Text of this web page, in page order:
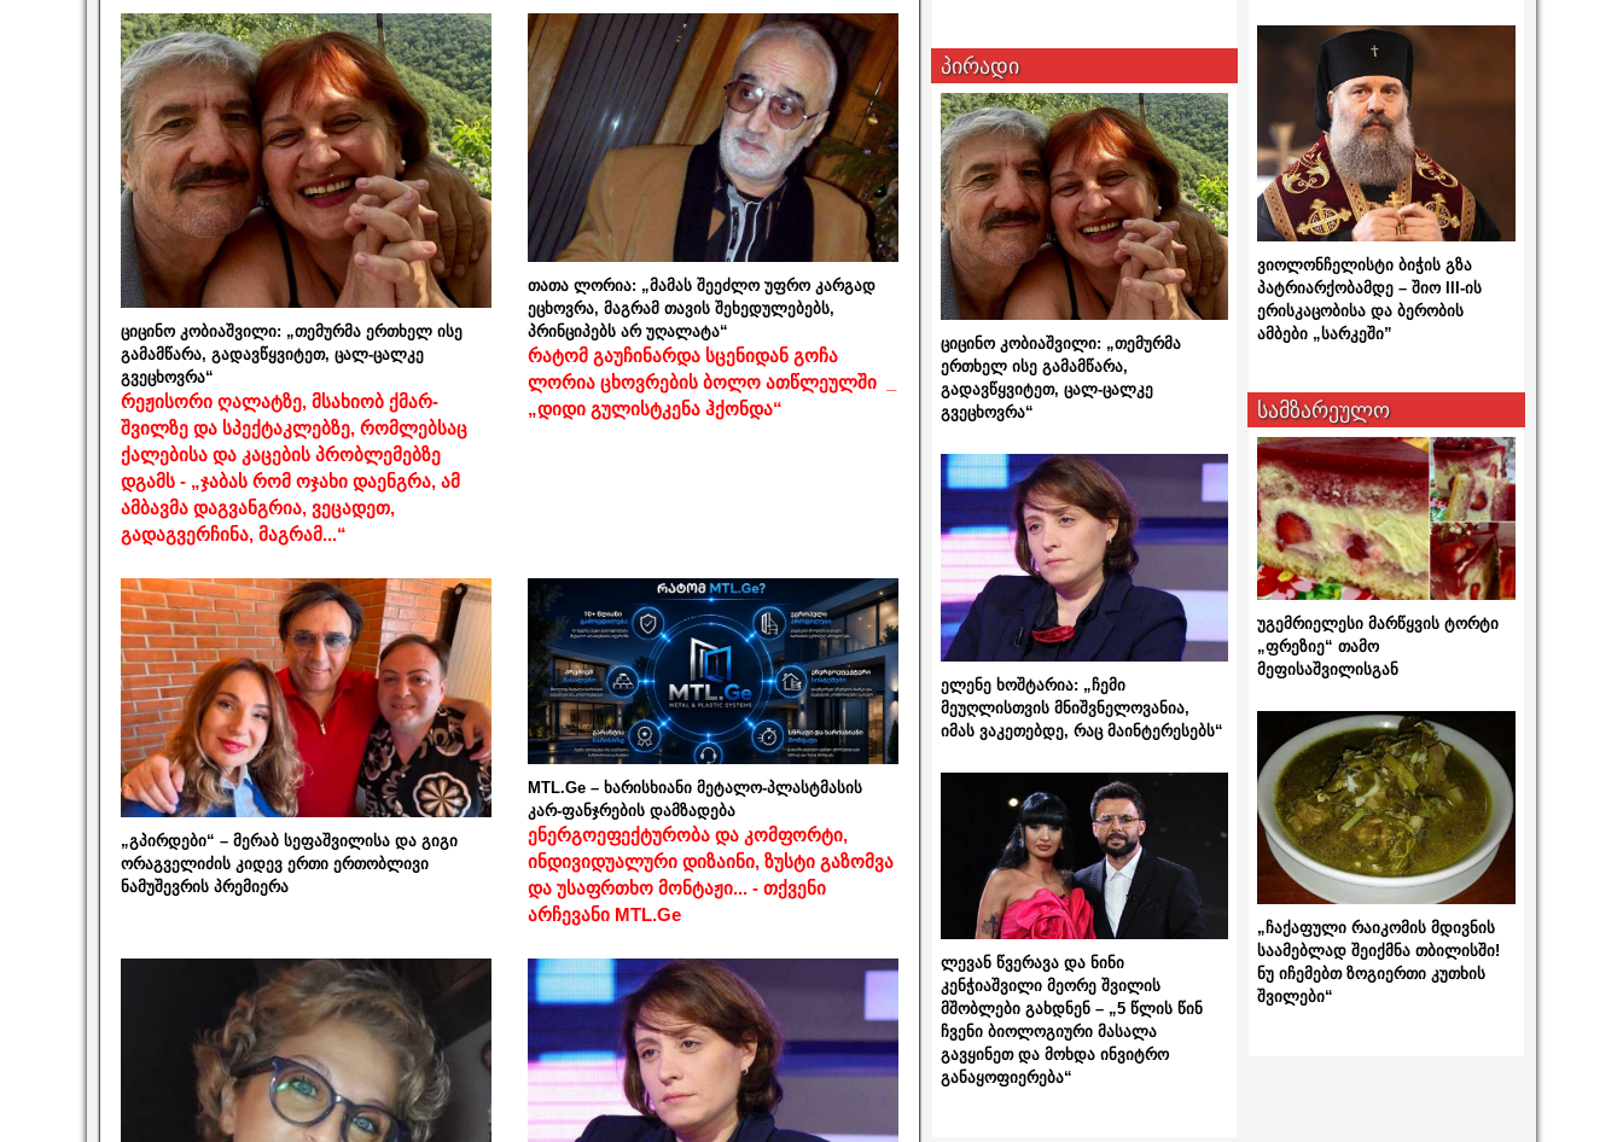
ციცინო კობიაშვილი: „თემურმა ერთხელ ისე
გამამწარა, გადავწყვიტეთ, ცალ-ცალკე
გვეცხოვრა“
რეჟისორი ღალატზე, მსახიობ ქმარ-
შვილზე და სპექტაკლებზე, რომლებსაც
ქალებისა და კაცების პრობლემებზე
დგამს - „ჯაბას რომ ოჯახი დაენგრა, ამ
ამბავმა დაგვანგრია, ვეცადეთ,
გადაგვერჩინა, მაგრამ...“
თათა ლორია: „მამას შეეძლო უფრო კარგად
ეცხოვრა, მაგრამ თავის შეხედულებებს,
პრინციპებს არ უღალატა“
რატომ გაუჩინარდა სცენიდან გოჩა
ლორია ცხოვრების ბოლო ათწლეულში _
„დიდი გულისტკენა ჰქონდა“
„გპირდები“ – მერაბ სეფაშვილისა და გიგი
ორაგველიძის კიდევ ერთი ერთობლივი
ნამუშევრის პრემიერა
MTL.Ge – ხარისხიანი მეტალო-პლასტმასის
კარ-ფანჯრების დამზადება
ენერგოეფექტურობა და კომფორტი,
ინდივიდუალური დიზაინი, ზუსტი გაზომვა
და უსაფრთხო მონტაჟი... - თქვენი
არჩევანი MTL.Ge
პირადი
ციცინო კობიაშვილი: „თემურმა
ერთხელ ისე გამამწარა,
გადავწყვიტეთ, ცალ-ცალკე
გვეცხოვრა“
ელენე ხოშტარია: „ჩემი
მეუღლისთვის მნიშვნელოვანია,
იმას ვაკეთებდე, რაც მაინტერესებს“
ლევან წვერავა და ნინი
კენჭიაშვილი მეორე შვილის
მშობლები გახდნენ – „5 წლის წინ
ჩვენი ბიოლოგიური მასალა
გავყინეთ და მოხდა ინვიტრო
განაყოფიერება“
ვიოლონჩელისტი ბიჭის გზა
პატრიარქობამდე – შიო III-ის
ერისკაცობისა და ბერობის
ამბები „სარკეში”
სამზარეულო
უგემრიელესი მარწყვის ტორტი
„ფრეზიე“ თამო
მეფისაშვილისგან
„ჩაქაფული რაიკომის მდივნის
საამებლად შეიქმნა თბილისში!
ნუ იჩემებთ ზოგიერთი კუთხის
შვილები“